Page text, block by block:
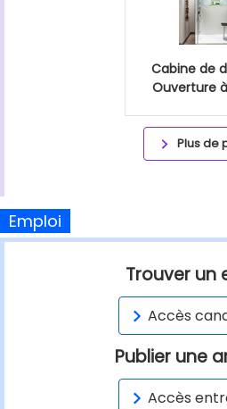
Cabine de
Ouverture
Plus de
Emploi
Trouver un
Accès
Publier une
Accès